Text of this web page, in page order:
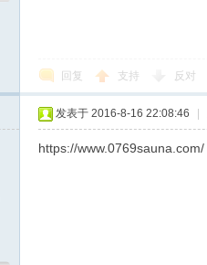
回复 支持 反对
发表于 2016-8-16 22:08:46
https://www.0769sauna.com/